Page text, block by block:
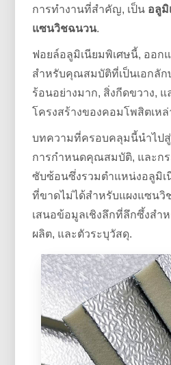
การทำงานที่สำคัญ, เป็น อลูมิ
แซนวิชฉนวน.
ฟอยล์อลูมิเนียมพิเศษนี้, ออก
สำหรับคุณสมบัติที่เป็นเอกลั
ร้อนอย่างมาก, สิ่งกีดขวาง,
โครงสร้างของคอมโพสิตเหล่
บทความที่ครอบคลุมนี้นำไป
การกำหนดคุณสมบัติ, และก
ซับซ้อนซึ่งรวมตำแหน่งอลูมิเ
ที่ขาดไม่ได้สำหรับแผงแซน
เสนอข้อมูลเชิงลึกที่ลึกซึ้งสำ
ผลิต, และตัวระบุวัสดุ.